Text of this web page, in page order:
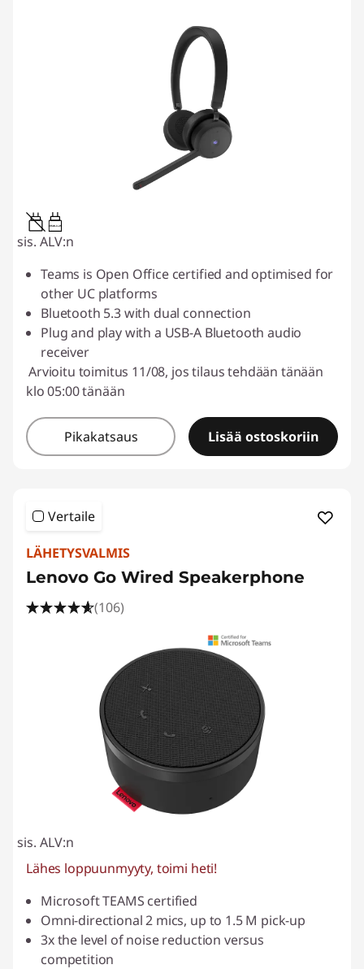
0.95W-3.25W
sis. ALV:n
Teams is Open Office certified and optimised for
other UC platforms
Bluetooth 5.3 with dual connection
Plug and play with a USB-A Bluetooth audio
receiver
Arvioitu toimitus 11/08, jos tilaus tehdään tänään
klo 05:00 tänään
Pikakatsaus Lisää ostoskoriin
Vertaile
LÄHETYSVALMIS
Lenovo Go Wired Speakerphone
(106)
sis. ALV:n
Lähes loppuunmyyty, toimi heti!
Microsoft TEAMS certified
Omni-directional 2 mics, up to 1.5 M pick-up
3x the level of noise reduction versus
competition